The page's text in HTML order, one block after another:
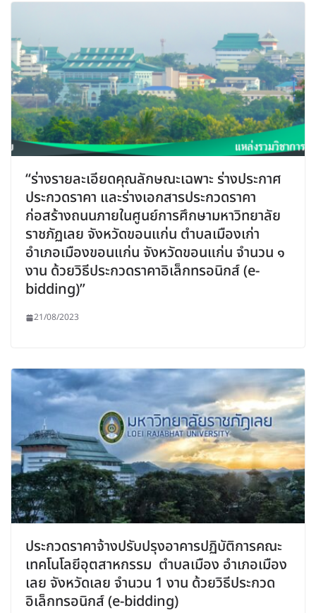
“ร่างรายละเอียดคุณลักษณะเฉพาะ ร่างประกาศ
ประกวดราคา และร่างเอกสารประกวดราคา
ก่อสร้างถนนภายในศูนย์การศึกษามหาวิทยาลัย
ราชภัฏเลย จังหวัดขอนแก่น ตำบลเมืองเก่า
อำเภอเมืองขอนแก่น จังหวัดขอนแก่น จำนวน ๑
งาน ด้วยวิธีประกวดราคาอิเล็กทรอนิกส์ (e-
bidding)”
21/08/2023
ประกวดราคาจ้างปรับปรุงอาคารปฏิบัติการคณะ
เทคโนโลยีอุตสาหกรรม ตำบลเมือง อำเภอเมือง
เลย จังหวัดเลย จำนวน 1 งาน ด้วยวิธีประกวด
อิเล็กทรอนิกส์ (e-bidding)